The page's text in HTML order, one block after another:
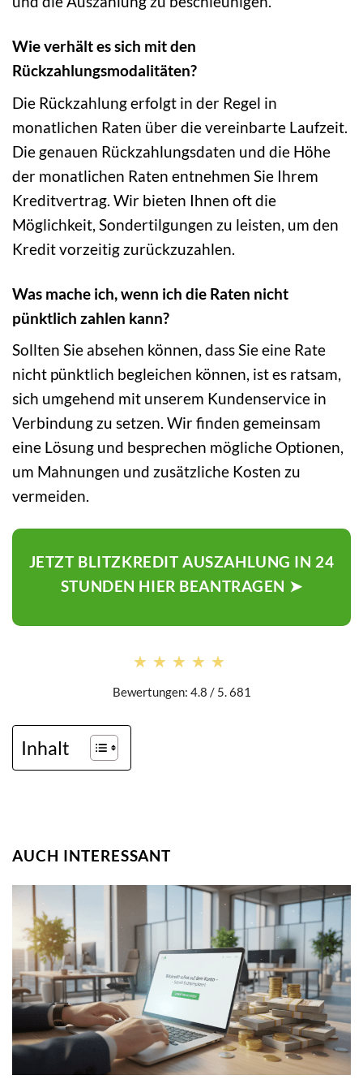
Wie verhält es sich mit den
Rückzahlungsmodalitäten?
Die Rückzahlung erfolgt in der Regel in
monatlichen Raten über die vereinbarte Laufzeit.
Die genauen Rückzahlungsdaten und die Höhe
der monatlichen Raten entnehmen Sie Ihrem
Kreditvertrag. Wir bieten Ihnen oft die
Möglichkeit, Sondertilgungen zu leisten, um den
Kredit vorzeitig zurückzuzahlen.
Was mache ich, wenn ich die Raten nicht
pünktlich zahlen kann?
Sollten Sie absehen können, dass Sie eine Rate
nicht pünktlich begleichen können, ist es ratsam,
sich umgehend mit unserem Kundenservice in
Verbindung zu setzen. Wir finden gemeinsam
eine Lösung und besprechen mögliche Optionen,
um Mahnungen und zusätzliche Kosten zu
vermeiden.
JETZT BLITZKREDIT AUSZAHLUNG IN 24
STUNDEN HIER BEANTRAGEN ➤
★★★★★
★★★★★
Bewertungen: 4.8 / 5. 681
Inhalt
AUCH INTERESSANT